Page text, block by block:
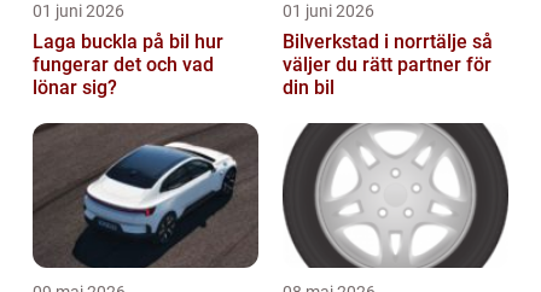
01 juni 2026
Laga buckla på bil hur
fungerar det och vad
lönar sig?
01 juni 2026
Bilverkstad i norrtälje så
väljer du rätt partner för
din bil